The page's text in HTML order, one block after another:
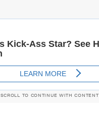
SCROLL TO CONTINUE WITH CONTENT